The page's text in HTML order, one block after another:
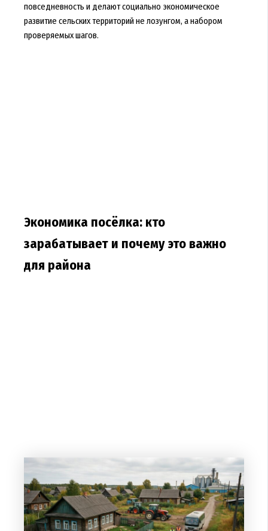
повседневность и делают социально экономическое
развитие сельских территорий не лозунгом, а набором
проверяемых шагов.
Экономика посёлка: кто
зарабатывает и почему это важно
для района